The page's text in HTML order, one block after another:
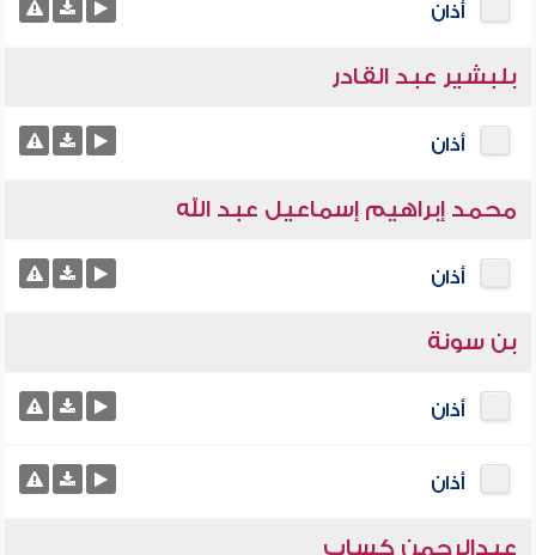
أذان
بلبشير عبد القادر
أذان
محمد إبراهيم إسماعيل عبد الله
أذان
بن سونة
أذان
أذان
عبدالرحمن كساب